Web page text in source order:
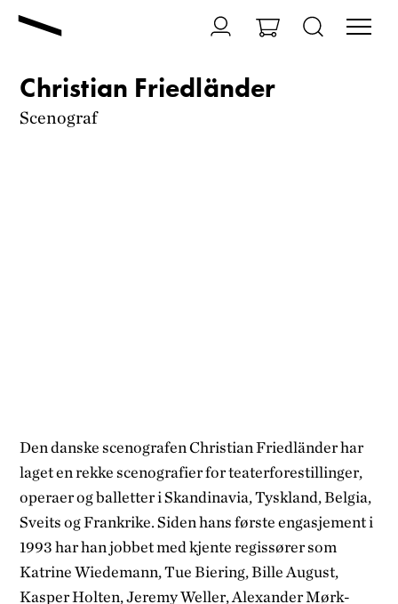
Christian Friedländer
Scenograf
Den danske scenografen Christian Friedländer har
laget en rekke scenografier for teaterforestillinger,
operaer og balletter i Skandinavia, Tyskland, Belgia,
Sveits og Frankrike. Siden hans første engasjement i
1993 har han jobbet med kjente regissører som
Katrine Wiedemann, Tue Biering, Bille August,
Kasper Holten, Jeremy Weller, Alexander Mørk-